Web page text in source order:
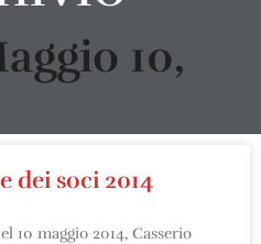
10,
dei soci 2014
10 maggio 2014, Casserio